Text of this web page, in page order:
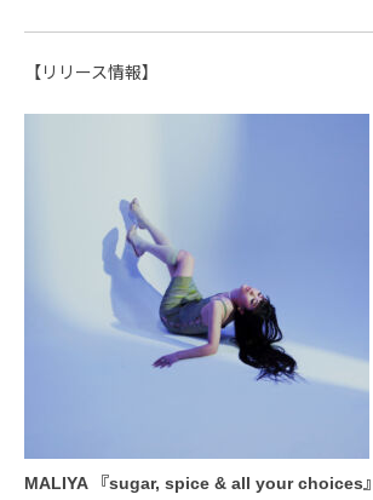
【リリース情報】
MALIYA 『sugar, spice & all your choices』